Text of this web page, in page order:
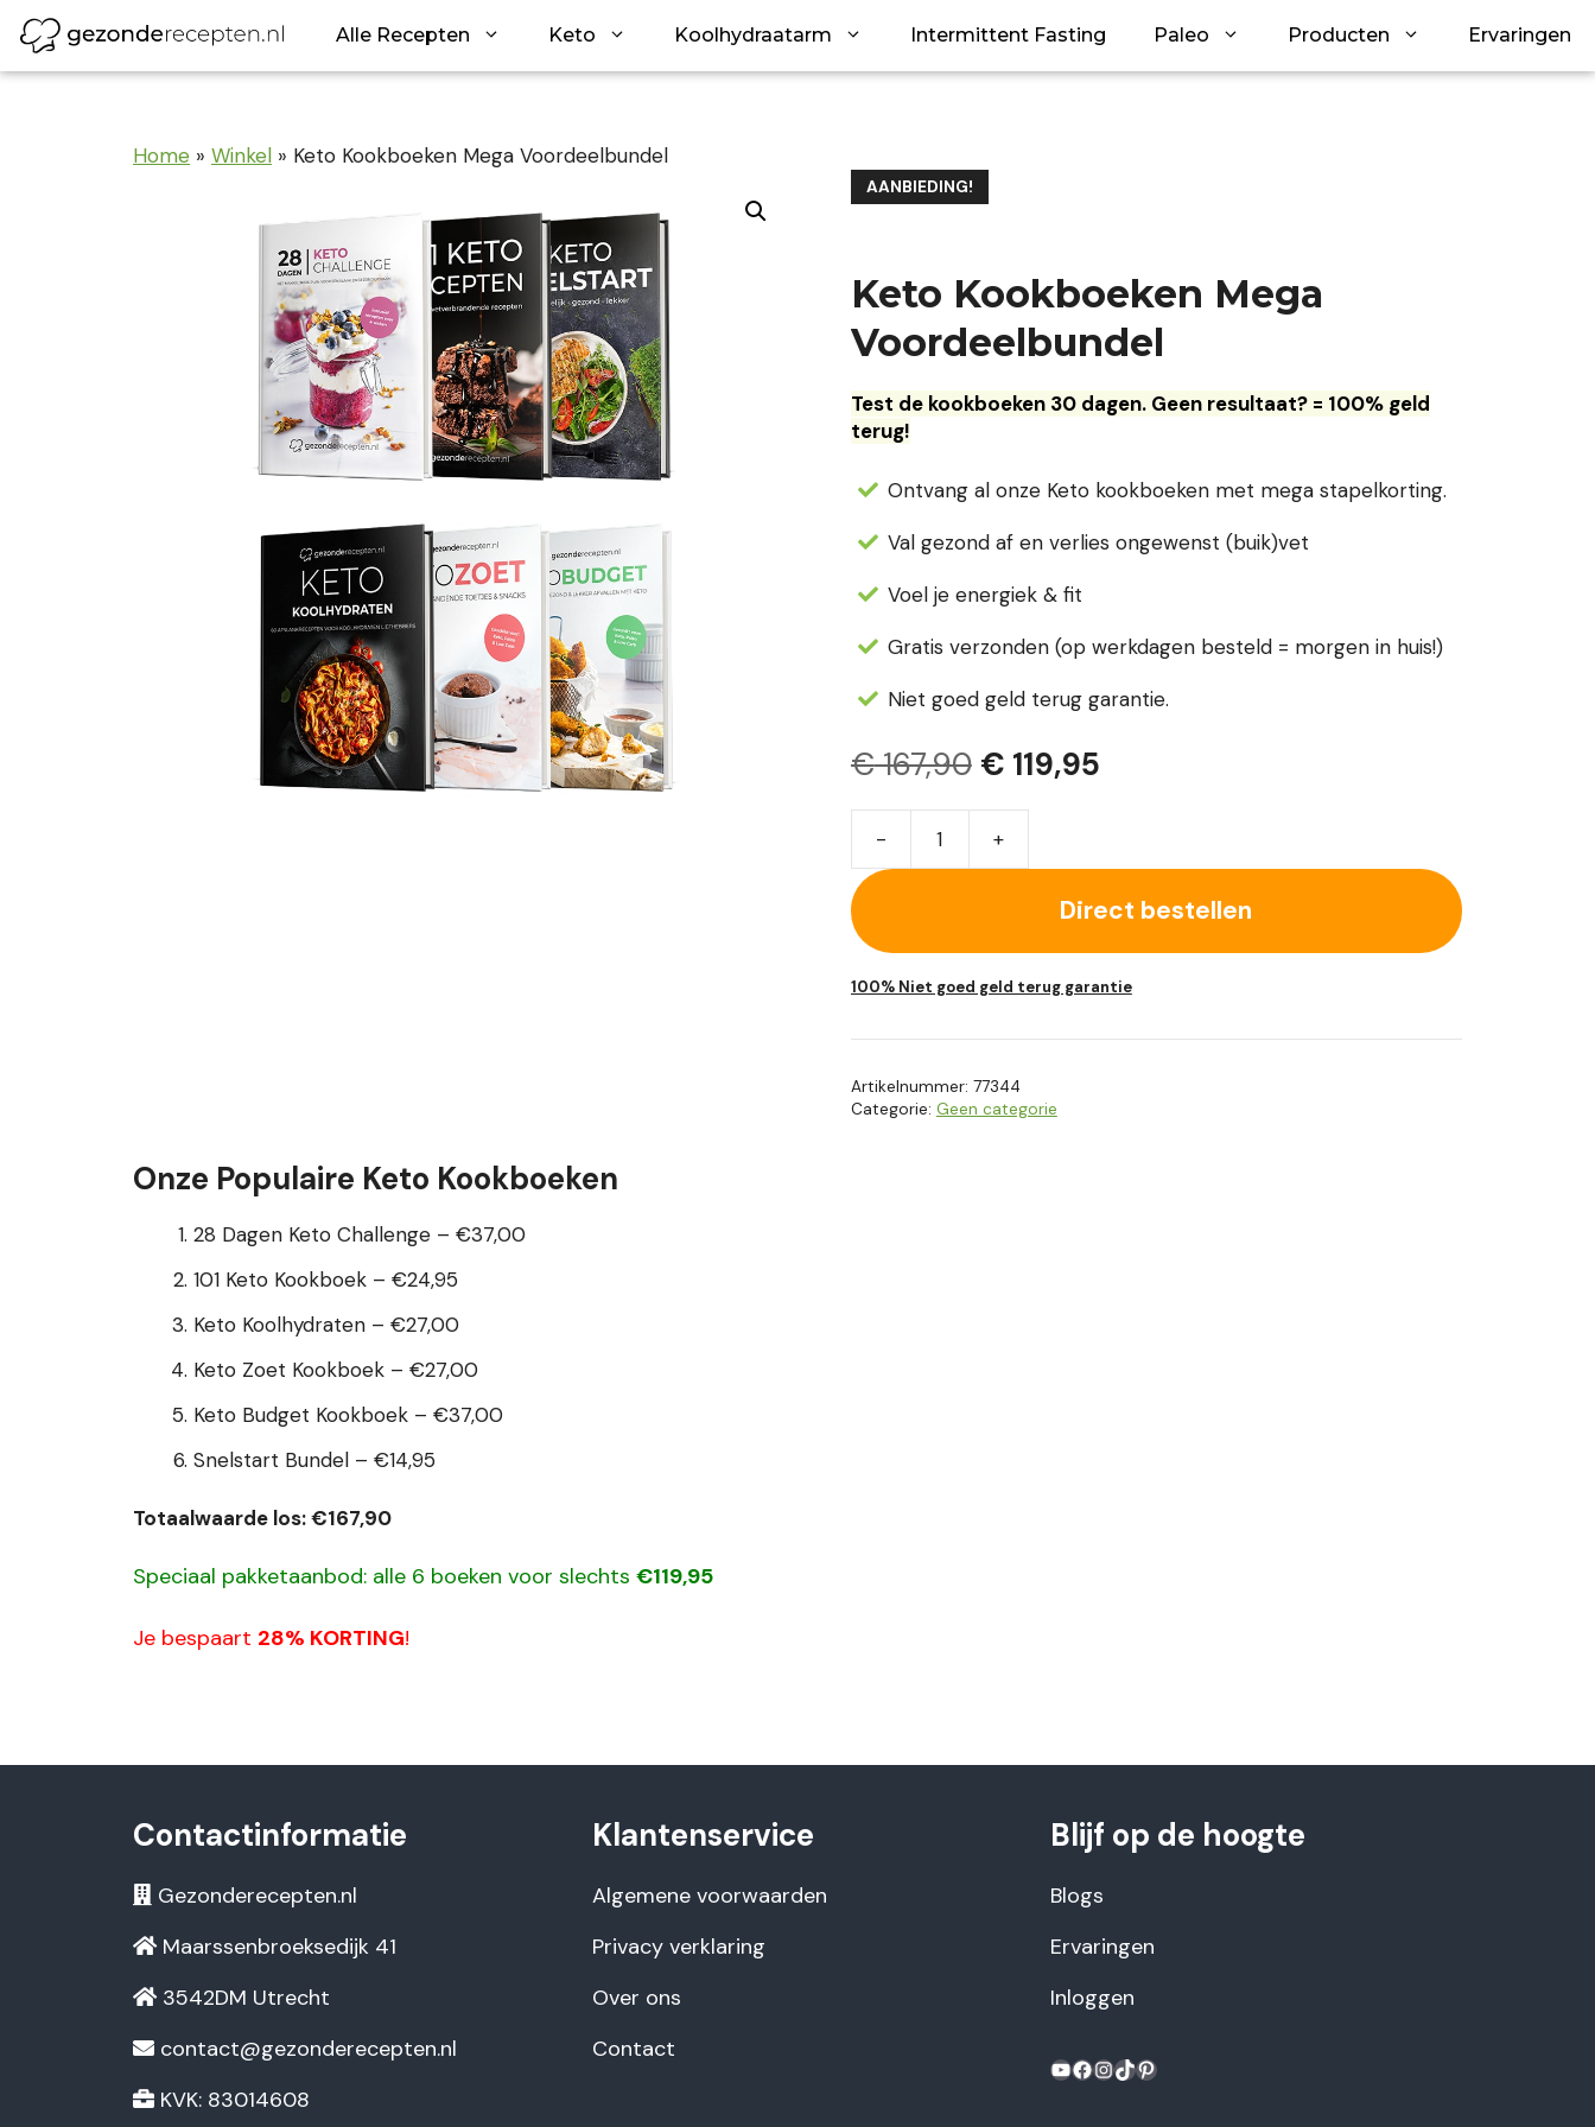
naar
de
Alle Recepten Keto Koolhydraatarm Intermittent Fasting Paleo Producten Ervaringen
Home » Winkel » Keto Kookboeken Mega Voordeelbundel
AANBIEDING!
Keto Kookboeken Mega
Voordeelbundel
Test de kookboeken 30 dagen. Geen resultaat? = 100% geld
terug!
Ontvang al onze Keto kookboeken met mega stapelkorting.
Val gezond af en verlies ongewenst (buik)vet
Voel je energiek & fit
Gratis verzonden (op werkdagen besteld = morgen in huis!)
Niet goed geld terug garantie.
€167,90 Oorspronkelijke
prijs
was:
€ 167,90.
€ 119,95Huidige
€ 119,95.
-
Keto
Kookboeken
Mega
Voordeelbundel
aantal
+
Direct bestellen
100% Niet goed geld terug garantie
Artikelnummer: 77344
Categorie: Geen categorie
Onze Populaire Keto Kookboeken
28 Dagen Keto Challenge – €37,00
101 Keto Kookboek – €24,95
Keto Koolhydraten – €27,00
Keto Zoet Kookboek – €27,00
Keto Budget Kookboek – €37,00
Snelstart Bundel – €14,95
Totaalwaarde los: €167,90
Speciaal pakketaanbod: alle 6 boeken voor slechts €119,95
Je bespaart 28% KORTING!
Contactinformatie
Gezonderecepten.nl
Maarssenbroeksedijk 41
3542DM Utrecht
contact@gezonderecepten.nl
KVK: 83014608
Klantenservice
Algemene voorwaarden
Privacy verklaring
Over ons
Contact
Blijf op de hoogte
Blogs
Ervaringen
Inloggen